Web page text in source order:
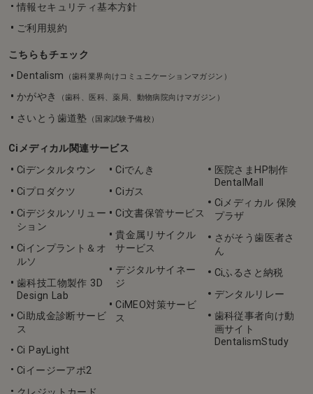
情報セキュリティ基本方針
ご利用規約
こちらもチェック
Dentalism
（歯科業界向けコミュニケーションマガジン）
かがやき （歯科、医科、薬局、動物病院向けマガジン）
さいとう歯道塾 （国家試験予備校）
Ciメディカル関連サービス
Ciデンタルタウン
Ciプロダクツ
Ciデジタルソリュー
ション
Ciインプラント＆オ
ルソ
歯科技工物製作 3D
Design Lab
Ci助成金診断サービ
ス
Ci PayLight
Ciイージーアポ2
Ciでんき
Ciガス
Ci文書保管サービス
貴金属リサイクル
サービス
デジタルサイネー
ジ
CiMEO対策サービ
ス
医院さまHP制作
DentalMall
Ciメディカル 保険
プラザ
さがそう歯医者さ
ん
Ciふるさと納税
デンタルリレー
歯科従事者向け動
画サイト
DentalismStudy